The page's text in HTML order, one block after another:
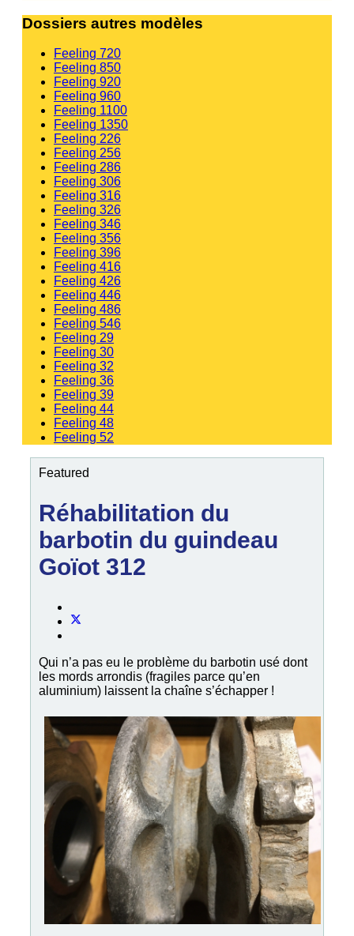
Dossiers autres modèles
Feeling 720
Feeling 850
Feeling 920
Feeling 960
Feeling 1100
Feeling 1350
Feeling 226
Feeling 256
Feeling 286
Feeling 306
Feeling 316
Feeling 326
Feeling 346
Feeling 356
Feeling 396
Feeling 416
Feeling 426
Feeling 446
Feeling 486
Feeling 546
Feeling 29
Feeling 30
Feeling 32
Feeling 36
Feeling 39
Feeling 44
Feeling 48
Feeling 52
Featured
Réhabilitation du
barbotin du guindeau
Goïot 312
Qui n’a pas eu le problème du barbotin usé dont
les mords arrondis (fragiles parce qu’en
aluminium) laissent la chaîne s’échapper !